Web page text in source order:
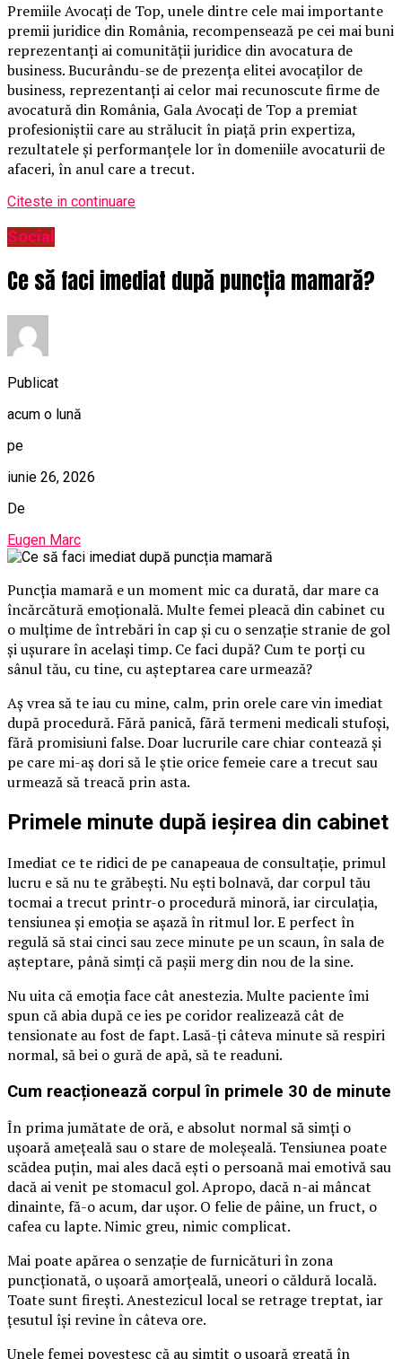
Premiile Avocați de Top, unele dintre cele mai importante
premii juridice din România, recompensează pe cei mai buni
reprezentanți ai comunității juridice din avocatura de
business. Bucurându-se de prezența elitei avocaților de
business, reprezentanți ai celor mai recunoscute firme de
avocatură din România, Gala Avocați de Top a premiat
profesioniștii care au strălucit în piață prin expertiza,
rezultatele și performanțele lor în domeniile avocaturii de
afaceri, în anul care a trecut.
Citeste in continuare
Social
Ce să faci imediat după puncția mamară?
Publicat
acum o lună
pe
iunie 26, 2026
De
Eugen Marc
Puncția mamară e un moment mic ca durată, dar mare ca
încărcătură emoțională. Multe femei pleacă din cabinet cu
o mulțime de întrebări în cap și cu o senzație stranie de gol
și ușurare în același timp. Ce faci după? Cum te porți cu
sânul tău, cu tine, cu așteptarea care urmează?
Aș vrea să te iau cu mine, calm, prin orele care vin imediat
după procedură. Fără panică, fără termeni medicali stufoși,
fără promisiuni false. Doar lucrurile care chiar contează și
pe care mi-aș dori să le știe orice femeie care a trecut sau
urmează să treacă prin asta.
Primele minute după ieșirea din cabinet
Imediat ce te ridici de pe canapeaua de consultație, primul
lucru e să nu te grăbești. Nu ești bolnavă, dar corpul tău
tocmai a trecut printr-o procedură minoră, iar circulația,
tensiunea și emoția se așază în ritmul lor. E perfect în
regulă să stai cinci sau zece minute pe un scaun, în sala de
așteptare, până simți că pașii merg din nou de la sine.
Nu uita că emoția face cât anestezia. Multe paciente îmi
spun că abia după ce ies pe coridor realizează cât de
tensionate au fost de fapt. Lasă-ți câteva minute să respiri
normal, să bei o gură de apă, să te readuni.
Cum reacționează corpul în primele 30 de minute
În prima jumătate de oră, e absolut normal să simți o
ușoară amețeală sau o stare de moleșeală. Tensiunea poate
scădea puțin, mai ales dacă ești o persoană mai emotivă sau
dacă ai venit pe stomacul gol. Apropo, dacă n-ai mâncat
dinainte, fă-o acum, dar ușor. O felie de pâine, un fruct, o
cafea cu lapte. Nimic greu, nimic complicat.
Mai poate apărea o senzație de furnicături în zona
puncționată, o ușoară amorțeală, uneori o căldură locală.
Toate sunt firești. Anestezicul local se retrage treptat, iar
țesutul își revine în câteva ore.
Unele femei povestesc că au simțit o ușoară greață în